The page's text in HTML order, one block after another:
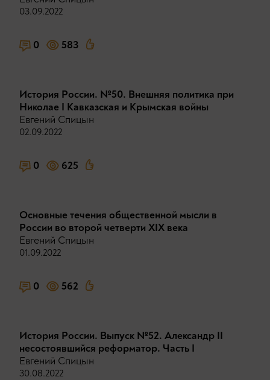
03.09.2022
0 583
История России. №50. Внешняя политика при
Николае I Кавказская и Крымская войны
Евгений Спицын
02.09.2022
0 625
Основные течения общественной мысли в
России во второй четверти XIX века
Евгений Спицын
01.09.2022
0 562
История России. Выпуск №52. Александр II
несостоявшийся реформатор. Часть I
Евгений Спицын
30.08.2022